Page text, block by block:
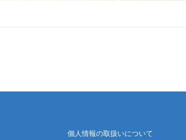
個人情報の取扱いについて